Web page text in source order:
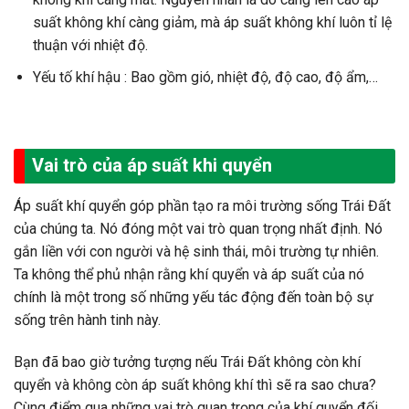
suất không khí càng giảm, mà áp suất không khí luôn tỉ lệ
thuận với nhiệt độ.
Yếu tố khí hậu : Bao gồm gió, nhiệt độ, độ cao, độ ẩm,…
Vai trò của áp suất khi quyển
Áp suất khí quyển góp phần tạo ra môi trường sống Trái Đất
của chúng ta. Nó đóng một vai trò quan trọng nhất định. Nó
gắn liền với con người và hệ sinh thái, môi trường tự nhiên.
Ta không thể phủ nhận rằng khí quyển và áp suất của nó
chính là một trong số những yếu tác động đến toàn bộ sự
sống trên hành tinh này.
Bạn đã bao giờ tưởng tượng nếu Trái Đất không còn khí
quyển và không còn áp suất không khí thì sẽ ra sao chưa?